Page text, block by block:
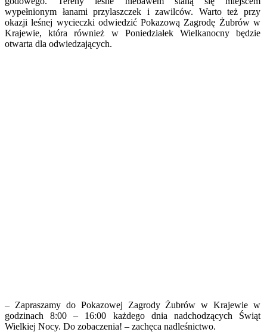
wypełnionym łanami przylaszczek i zawilców. Warto też przy
okazji leśnej wycieczki odwiedzić Pokazową Zagrodę Żubrów w
Krajewie, która również w Poniedziałek Wielkanocny będzie
otwarta dla odwiedzających.
– Zapraszamy do Pokazowej Zagrody Żubrów w Krajewie w
godzinach 8:00 – 16:00 każdego dnia nadchodzących Świąt
Wielkiej Nocy. Do zobaczenia! – zachęca nadleśnictwo.